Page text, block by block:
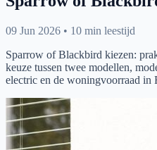
09 Jun 2026 • 10 min leestijd
Sparrow of Blackbird kiezen:
keuze tussen twee modellen,
electric en de woningvoorraad in